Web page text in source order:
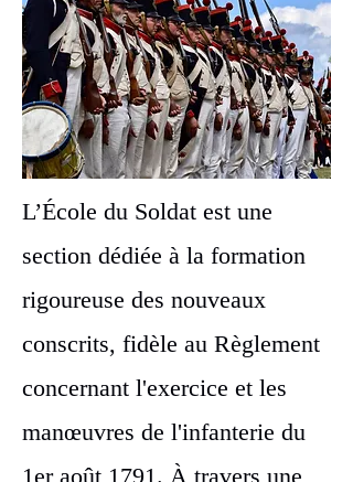
L’École du Soldat est une
section dédiée à la formation
rigoureuse des nouveaux
conscrits, fidèle au Règlement
concernant l'exercice et les
manœuvres de l'infanterie du
1er août 1791. À travers une